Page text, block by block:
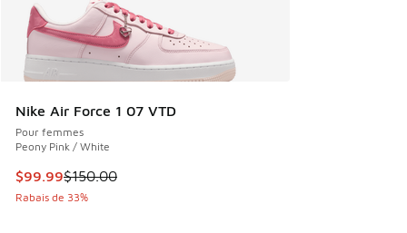
Nike Air Force 1 07 VTD
Pour femmes
Peony Pink / White
Cet article est en solde. Le prix est passé de $150.00 à
$99.99$150.00
Rabais de 33%